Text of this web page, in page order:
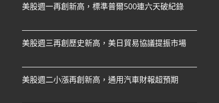
美股週一再創新高，標準普爾500連六天破紀錄
美股週三再創歷史新高，美日貿易協議提振市場
美股週二小漲再創新高，通用汽車財報超預期